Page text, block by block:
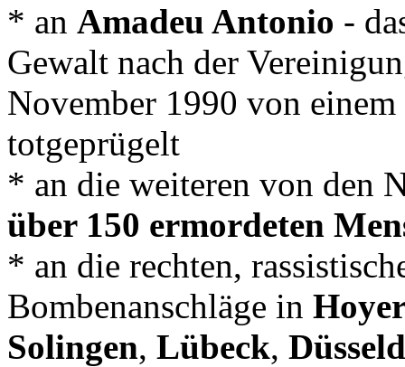
* an Amadeu Antonio -
Gewalt nach der
November 1990 von
totgeprügelt
* an die weiteren von den
über 150 ermordeten
* an die rechten,
Bombenanschläge in
Solingen, Lübeck,